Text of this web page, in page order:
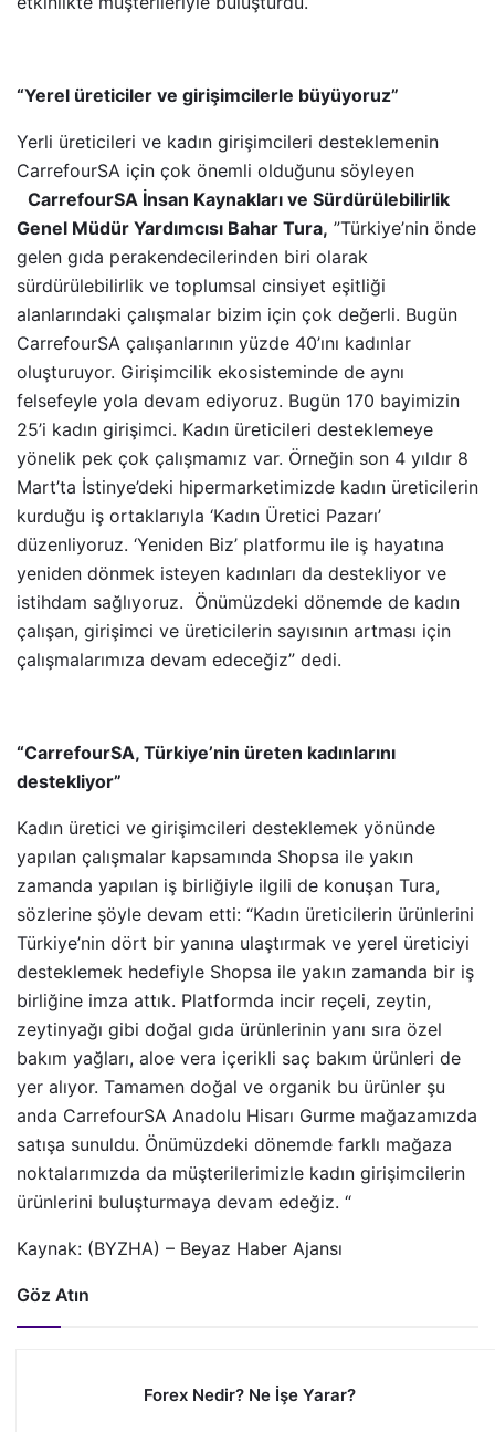
“Yerel üreticiler ve girişimcilerle büyüyoruz”
Yerli üreticileri ve kadın girişimcileri desteklemenin
CarrefourSA için çok önemli olduğunu söyleyen
CarrefourSA İnsan Kaynakları ve Sürdürülebilirlik
Genel Müdür Yardımcısı Bahar Tura, ”Türkiye’nin önde
gelen gıda perakendecilerinden biri olarak
sürdürülebilirlik ve toplumsal cinsiyet eşitliği
alanlarındaki çalışmalar bizim için çok değerli. Bugün
CarrefourSA çalışanlarının yüzde 40’ını kadınlar
oluşturuyor. Girişimcilik ekosisteminde de aynı
felsefeyle yola devam ediyoruz. Bugün 170 bayimizin
25’i kadın girişimci. Kadın üreticileri desteklemeye
yönelik pek çok çalışmamız var. Örneğin son 4 yıldır 8
Mart’ta İstinye’deki hipermarketimizde kadın üreticilerin
kurduğu iş ortaklarıyla ‘Kadın Üretici Pazarı’
düzenliyoruz. ‘Yeniden Biz’ platformu ile iş hayatına
yeniden dönmek isteyen kadınları da destekliyor ve
istihdam sağlıyoruz. Önümüzdeki dönemde de kadın
çalışan, girişimci ve üreticilerin sayısının artması için
çalışmalarımıza devam edeceğiz” dedi.
“CarrefourSA, Türkiye’nin üreten kadınlarını
destekliyor”
Kadın üretici ve girişimcileri desteklemek yönünde
yapılan çalışmalar kapsamında Shopsa ile yakın
zamanda yapılan iş birliğiyle ilgili de konuşan Tura,
sözlerine şöyle devam etti: “Kadın üreticilerin ürünlerini
Türkiye’nin dört bir yanına ulaştırmak ve yerel üreticiyi
desteklemek hedefiyle Shopsa ile yakın zamanda bir iş
birliğine imza attık. Platformda incir reçeli, zeytin,
zeytinyağı gibi doğal gıda ürünlerinin yanı sıra özel
bakım yağları, aloe vera içerikli saç bakım ürünleri de
yer alıyor. Tamamen doğal ve organik bu ürünler şu
anda CarrefourSA Anadolu Hisarı Gurme mağazamızda
satışa sunuldu. Önümüzdeki dönemde farklı mağaza
noktalarımızda da müşterilerimizle kadın girişimcilerin
ürünlerini buluşturmaya devam edeğiz. “
Kaynak: (BYZHA) – Beyaz Haber Ajansı
Göz Atın
Forex Nedir? Ne İşe Yarar?